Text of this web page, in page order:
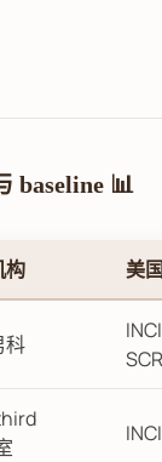
baseline 📊
构 美
科